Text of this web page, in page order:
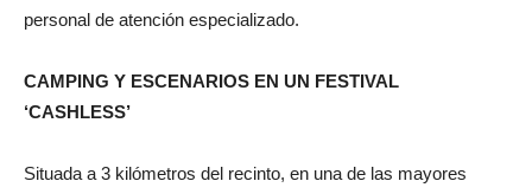
personal de atención especializado.
CAMPING Y ESCENARIOS EN UN FESTIVAL
‘CASHLESS’
Situada a 3 kilómetros del recinto, en una de las mayores